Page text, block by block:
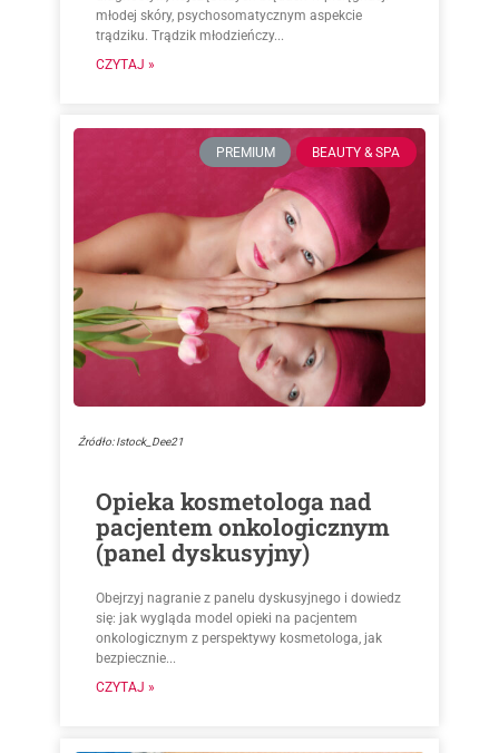
młodej skóry, psychosomatycznym aspekcie
trądziku. Trądzik młodzieńczy...
CZYTAJ »
PREMIUM BEAUTY & SPA
Źródło: Istock_Dee21
Opieka kosmetologa nad
pacjentem onkologicznym
(panel dyskusyjny)
Obejrzyj nagranie z panelu dyskusyjnego i dowiedz
się: jak wygląda model opieki na pacjentem
onkologicznym z perspektywy kosmetologa, jak
bezpiecznie...
CZYTAJ »